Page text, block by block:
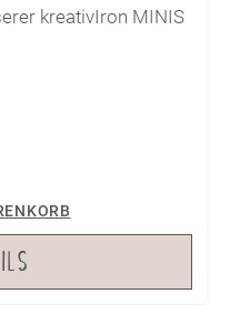
kreativIron MINIS